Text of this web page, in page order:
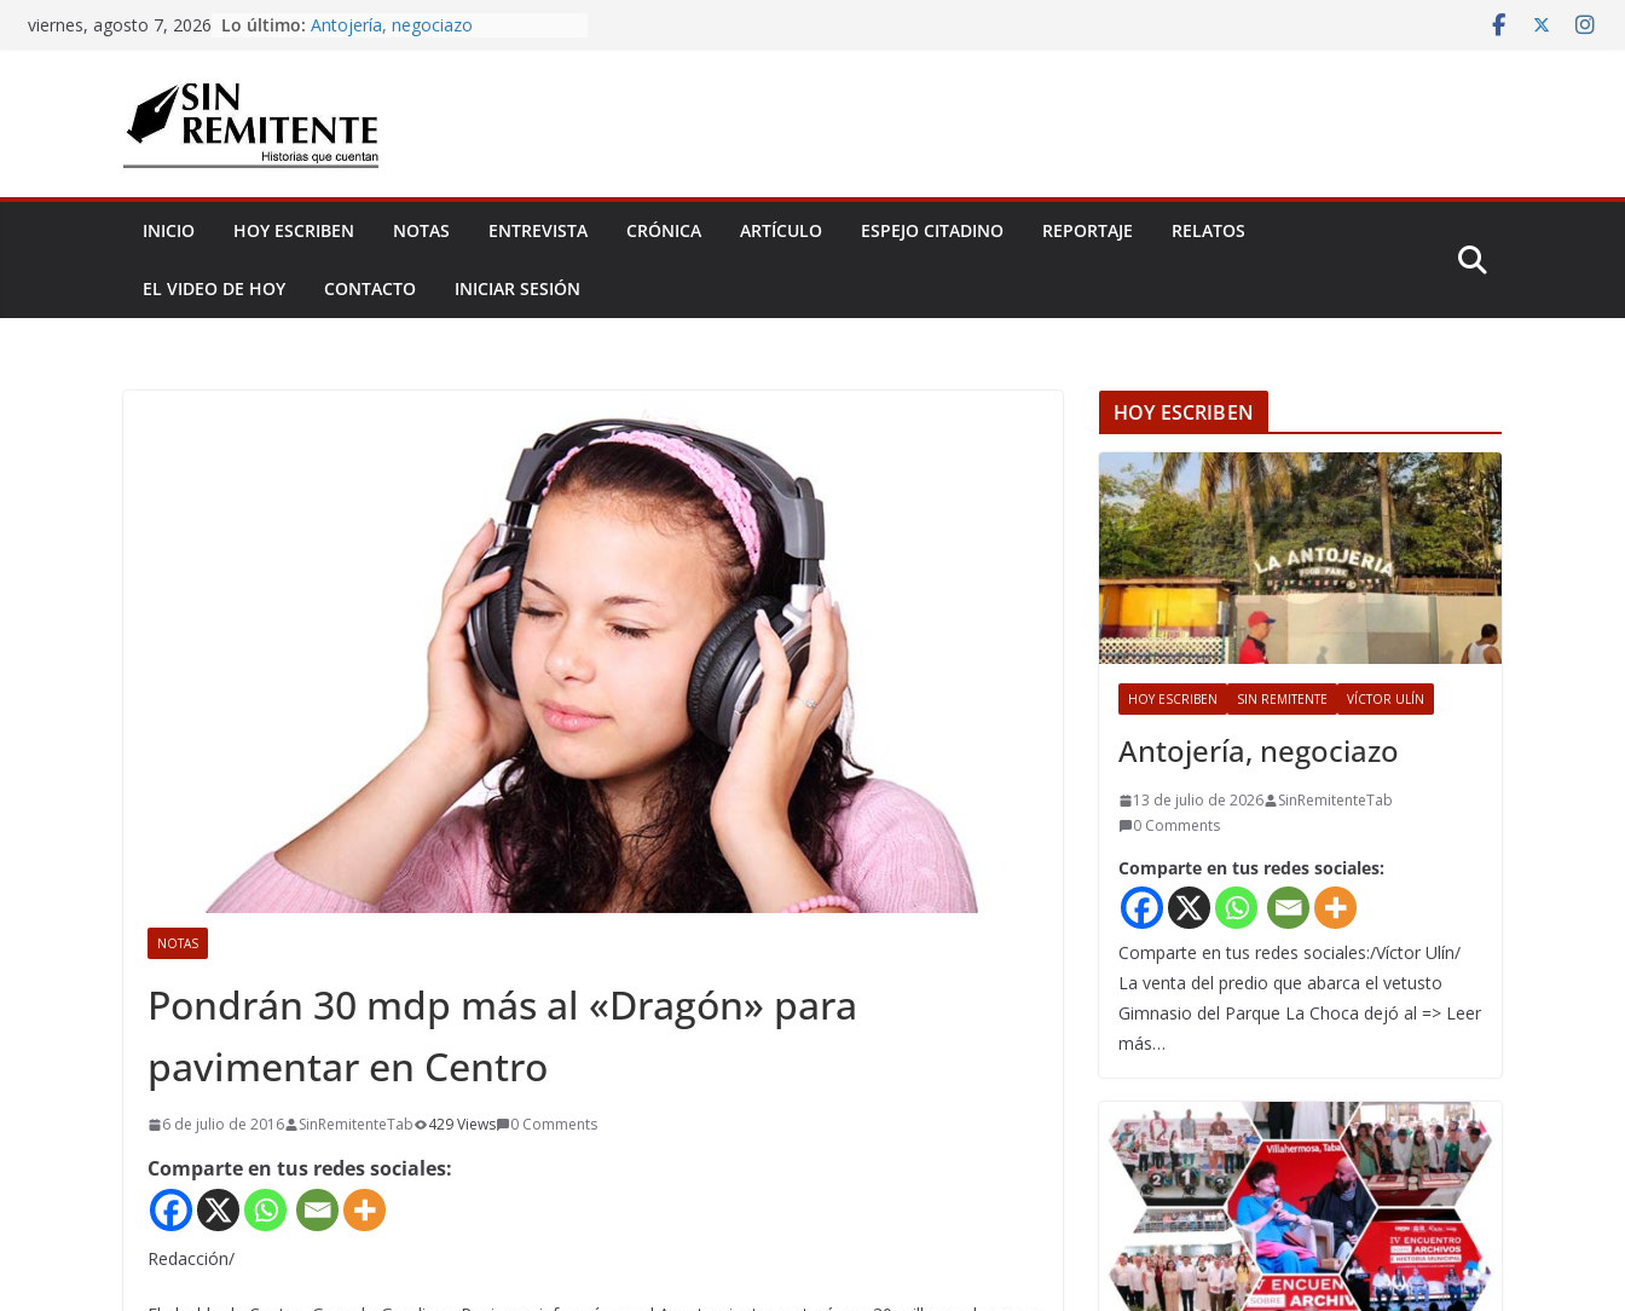
Skipviernes, agosto 7, 2026 Lo último: Antojería, negociazo
INICIO HOY ESCRIBEN NOTAS ENTREVISTA CRÓNICA ARTÍCULO ESPEJO CITADINO REPORTAJE RELATOS
EL VIDEO DE HOY CONTACTO INICIAR SESIÓN
NOTAS
Pondrán 30 mdp más al «Dragón» para
pavimentar en Centro
6 de julio de 2016 SinRemitenteTab 429 Views 0 Comments
Comparte en tus redes sociales:
Redacción/
HOY ESCRIBEN
HOY ESCRIBEN SIN REMITENTE VÍCTOR ULÍN
Antojería, negociazo
13 de julio de 2026
SinRemitenteTab
0 Comments
Comparte en tus redes sociales:
Comparte en tus redes sociales:/Víctor Ulín/
La venta del predio que abarca el vetusto
Gimnasio del Parque La Choca dejó al => Leer
más…